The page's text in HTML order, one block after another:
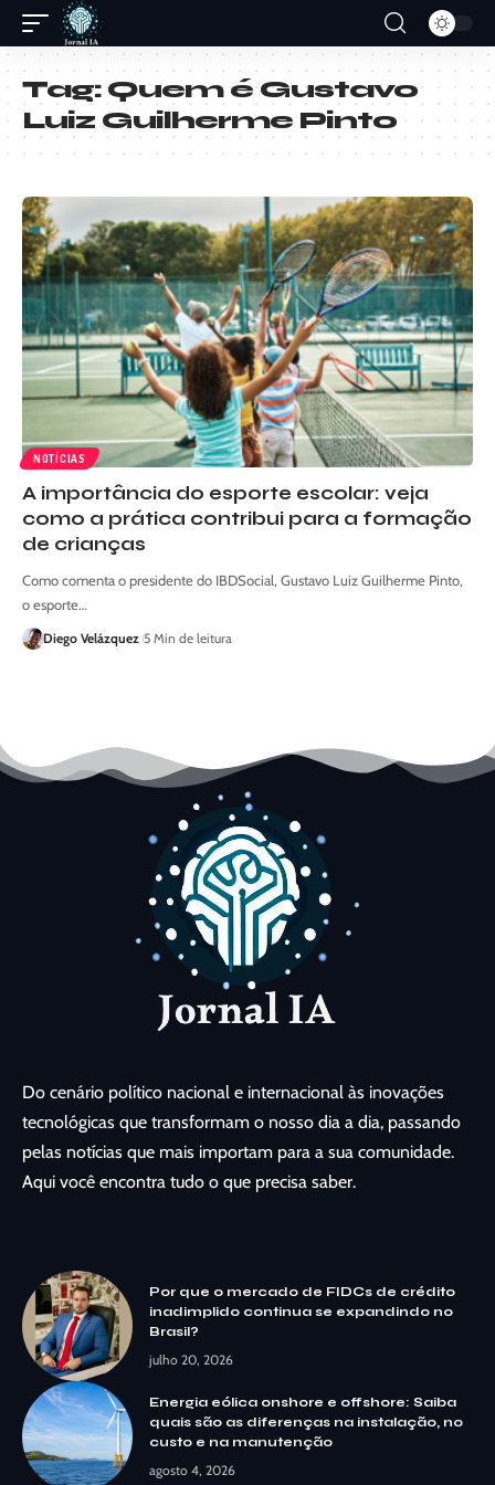
Tag:Quem é Gustavo
Luiz Guilherme Pinto
NOTÍCIAS
A importância do esporte escolar: veja
como a prática contribui para a formação
de crianças
Como comenta o presidente do IBDSocial, Gustavo Luiz Guilherme Pinto,
o esporte…
Diego Velázquez 5 Min de leitura
Do cenário político nacional e internacional às inovações
tecnológicas que transformam o nosso dia a dia, passando
pelas notícias que mais importam para a sua comunidade.
Aqui você encontra tudo o que precisa saber.
Por que o mercado de FIDCs de crédito
inadimplido continua se expandindo no
Brasil?
julho 20, 2026
Energia eólica onshore e offshore: Saiba
quais são as diferenças na instalação, no
custo e na manutenção
agosto 4, 2026